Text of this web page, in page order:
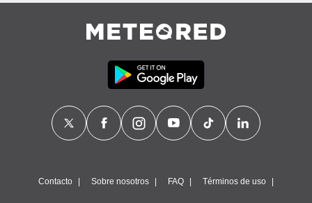
Contacto Sobre nosotros FAQ Términos de uso